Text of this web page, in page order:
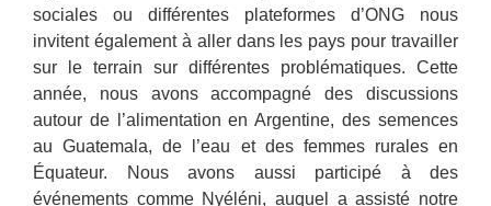
sociales ou différentes plateformes d’ONG nous
invitent également à aller dans les pays pour travailler
sur le terrain sur différentes problématiques. Cette
année, nous avons accompagné des discussions
autour de l’alimentation en Argentine, des semences
au Guatemala, de l’eau et des femmes rurales en
Équateur. Nous avons aussi participé à des
événements comme Nyéléni, auquel a assisté notre